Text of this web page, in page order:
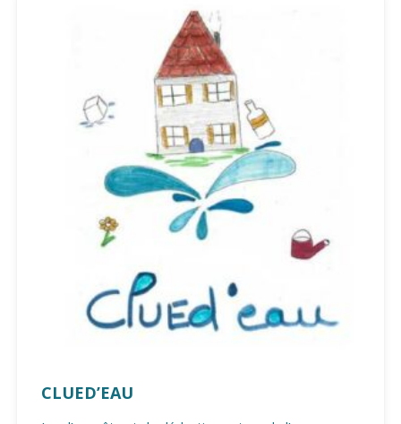
CLUED’EAU